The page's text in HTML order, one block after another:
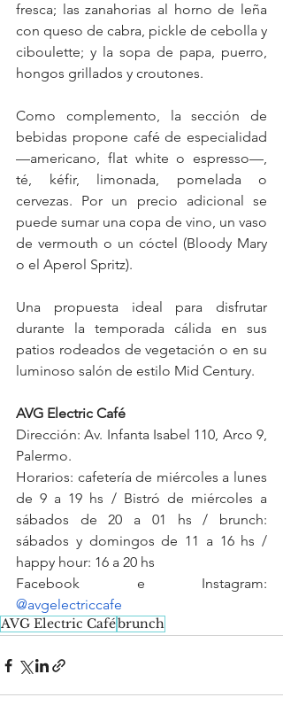
fresca; las zanahorias al horno de leña
con queso de cabra, pickle de cebolla y
ciboulette; y la sopa de papa, puerro,
hongos grillados y croutones.
Como complemento, la sección de
bebidas propone café de especialidad
—americano, flat white o espresso—,
té, kéfir, limonada, pomelada o
cervezas. Por un precio adicional se
puede sumar una copa de vino, un vaso
de vermouth o un cóctel (Bloody Mary
o el Aperol Spritz).
Una propuesta ideal para disfrutar
durante la temporada cálida en sus
patios rodeados de vegetación o en su
luminoso salón de estilo Mid Century.
AVG Electric Café
Dirección: Av. Infanta Isabel 110, Arco 9,
Palermo.
Horarios: cafetería de miércoles a lunes
de 9 a 19 hs / Bistró de miércoles a
sábados de 20 a 01 hs / brunch:
sábados y domingos de 11 a 16 hs /
happy hour: 16 a 20 hs
@avgelectriccafe
AVG Electric Cafébrunch